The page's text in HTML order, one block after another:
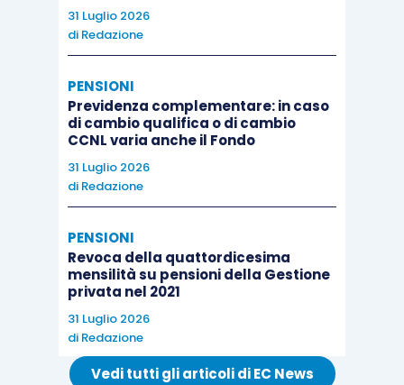
31 Luglio 2026
di Redazione
PENSIONI
Previdenza complementare: in caso
di cambio qualifica o di cambio
CCNL varia anche il Fondo
31 Luglio 2026
di Redazione
PENSIONI
Revoca della quattordicesima
mensilità su pensioni della Gestione
privata nel 2021
31 Luglio 2026
di Redazione
Vedi tutti gli articoli di EC News